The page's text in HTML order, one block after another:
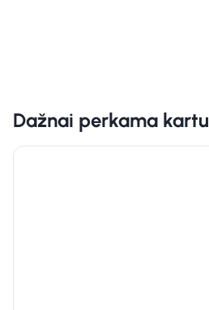
Dažnai perkama kartu